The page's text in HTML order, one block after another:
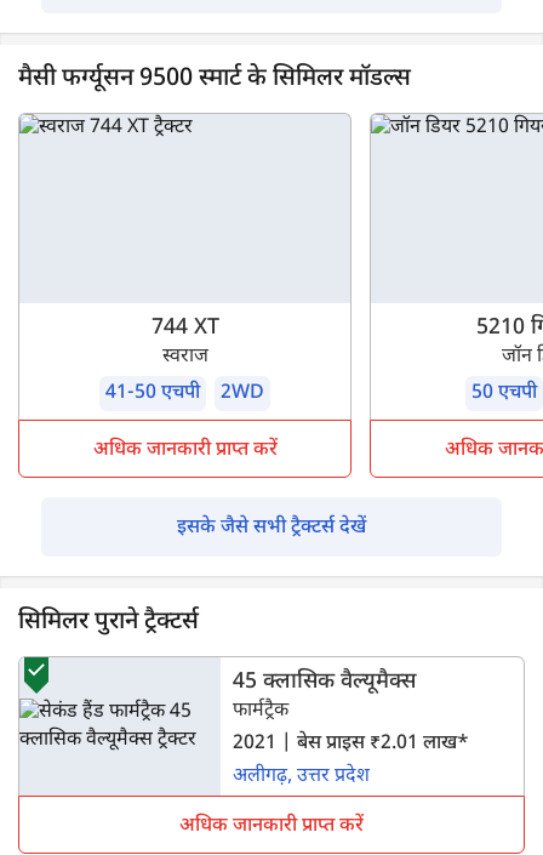
मैसी फर्ग्यूसन 9500 स्मार्ट के सिमिलर मॉडल्स
744 XT
स्वराज
41-50 एचपी
2WD
अधिक जानकारी प्राप्त करें
5210
जॉन
50 एचपी
अधिक
इसके जैसे सभी ट्रैक्टर्स देखें
सिमिलर पुराने ट्रैक्टर्स
45 क्लासिक वैल्यूमैक्स
फार्मट्रैक
2021 | बेस प्राइस ₹2.01 लाख*
अलीगढ़, उत्तर प्रदेश
अधिक जानकारी प्राप्त करें